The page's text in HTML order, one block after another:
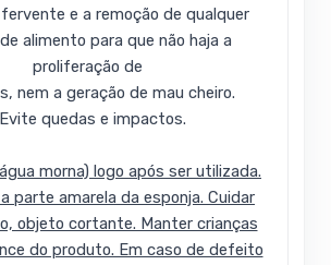
e a remoção de qualquer
alimento para que não haja a
proliferação de
nem a geração de mau cheiro.
Evite quedas e impactos.
morna) logo após ser utilizada.
parte amarela da esponja. Cuidar
objeto cortante. Manter crianças
do produto. Em caso de defeito